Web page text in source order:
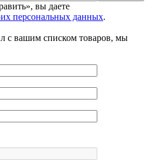
вы даете
персональных данных.
с вашим списком товаров, мы